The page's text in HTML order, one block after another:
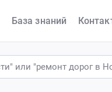
База знаний